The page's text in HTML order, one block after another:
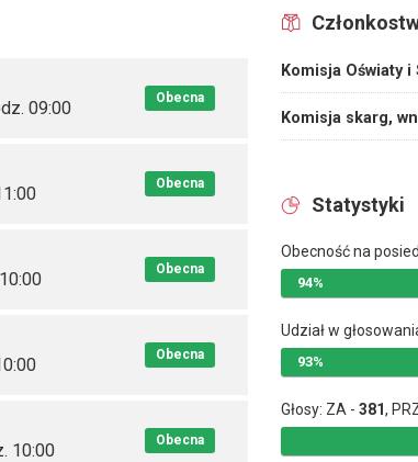
09:00 Obecna
Obecna
Obecna
Obecna
10:00 Obecna
Komisja Oświaty
Komisja skarg,
Statystyki
Obecność na
94%
Udział w
93%
Głosy: ZA -381,